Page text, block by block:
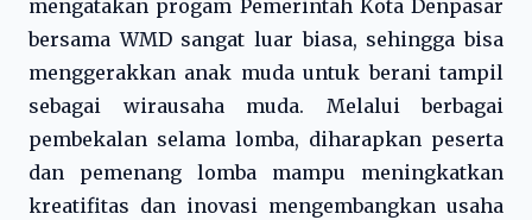
mengatakan progam Pemerintah Kota Denpasar
bersama WMD sangat luar biasa, sehingga bisa
menggerakkan anak muda untuk berani tampil
sebagai wirausaha muda. Melalui berbagai
pembekalan selama lomba, diharapkan peserta
dan pemenang lomba mampu meningkatkan
kreatifitas dan inovasi mengembangkan usaha